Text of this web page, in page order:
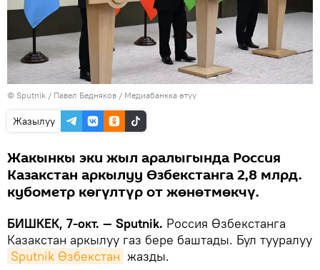
© Sputnik / Павел Бедняков / Медиабанкка өтүү
Жазылуу
Жакынкы эки жыл аралыгында Россия
Казакстан аркылуу Өзбекстанга 2,8 млрд.
кубометр көгүлтүр от жөнөтмөкчү.
БИШКЕК, 7-окт. — Sputnik. Россия Өзбекстанга
Казакстан аркылуу газ бере баштады. Бул тууралуу
Sputnik Өзбекстан жазды.